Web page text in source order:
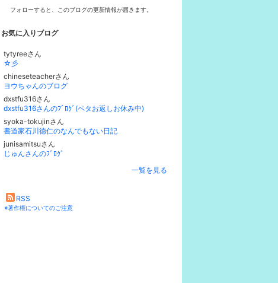
フォローすると、このブログの更新情報が届きます。
お気に入りブログ
tytyreeさん
☆彡
chineseteacherさん
ヨウちゃんのブログ
dxstfu316さん
dxstfu316さんのﾌﾞﾛｸﾞ(ペタお返しお休み中)
syoka-tokujinさん
書道家石川徳仁のなんでもない日記
junisamitsuさん
じゅんさんのﾌﾞﾛｸﾞ
一覧を見る
RSS
※著作権についてのご注意